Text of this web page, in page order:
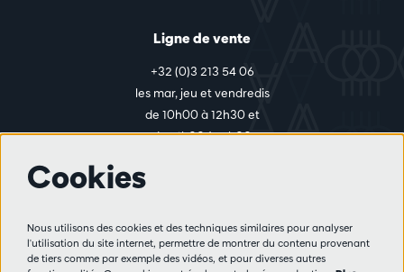
Ligne de vente
+32 (0)3 213 54 06
les mar, jeu et vendredis
de 10h00 à 12h30 et
de 14h00 à 17h00
Règlement des visiteurs
Vie privée
Cookies
Nous utilisons des cookies et des techniques similaires pour analyser
l'utilisation du site internet, permettre de montrer du contenu provenant
de tiers comme par exemple des vidéos, et pour diverses autres